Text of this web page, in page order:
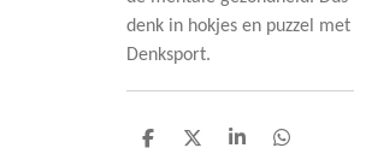
denk in hokjes en puzzel met
Denksport.